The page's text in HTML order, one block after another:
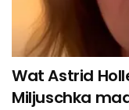
Wat Astrid
Miljuschka